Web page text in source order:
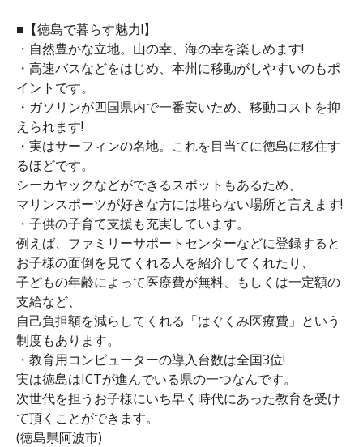
■【徳島で暮らす魅力!】
・自然豊かな立地。山の幸、海の幸を楽しめます!
・高速バスなどをはじめ、本州に移動がしやすいのもポ
イントです。
・ガソリンが四国県内で一番安いため、移動コストを抑
えられます!
・実はサーフィンの名地。これを目当てに徳島に移住す
るほどです。
シーカヤックなどができるスポットもあるため、
マリンスポーツが好きな方には堪らない場所と言えます!
・子供の子育て支援も充実しています。
例えば、ファミリーサポートセンターなどに登録すると
お子様の面倒を見てくれる人を紹介してくれたり、
子どもの年齢によって医療費が無料、もしくは一定額の
支給など、
自己負担額を減らしてくれる「はぐくみ医療費」という
制度もあります。
・教育用コンピューターの導入台数は全国3位!
実は徳島はICTが進んでいる県の一つなんです。
次世代を担うお子様にいち早く時代にあった教育を受け
て頂くことができます。
(徳島県阿波市)